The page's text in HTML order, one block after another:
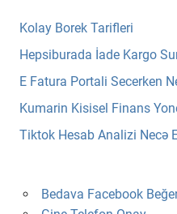
Kolay Borek Tarifleri
Hepsiburada İade Kargo
E Fatura Portali Secerken
Kumarin Kisisel Finans
Tiktok Hesab Analizi Necə
Bedava Facebook